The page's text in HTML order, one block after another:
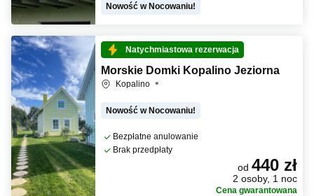
Nowość w Nocowaniu!
Natychmiastowa rezerwacja
Morskie Domki Kopalino Jeziorna
Kopalino
Nowość w Nocowaniu!
Bezpłatne anulowanie
Brak przedpłaty
od 440 zł
2 osoby, 1 noc
Cena gwarantowana